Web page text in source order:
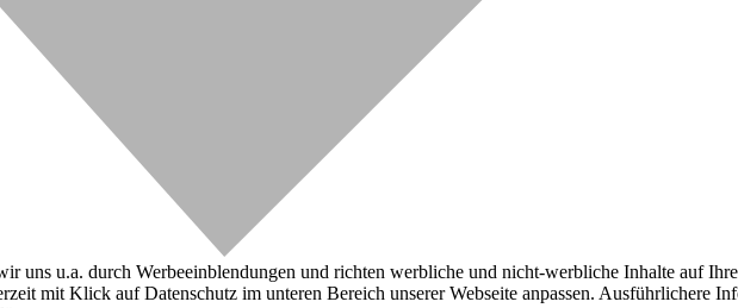
uns u.a. durch Werbeeinblendungen und richten werbliche und nicht-werbliche Inhalte auf
mit Klick auf Datenschutz im unteren Bereich unserer Webseite anpassen. Ausführlichere